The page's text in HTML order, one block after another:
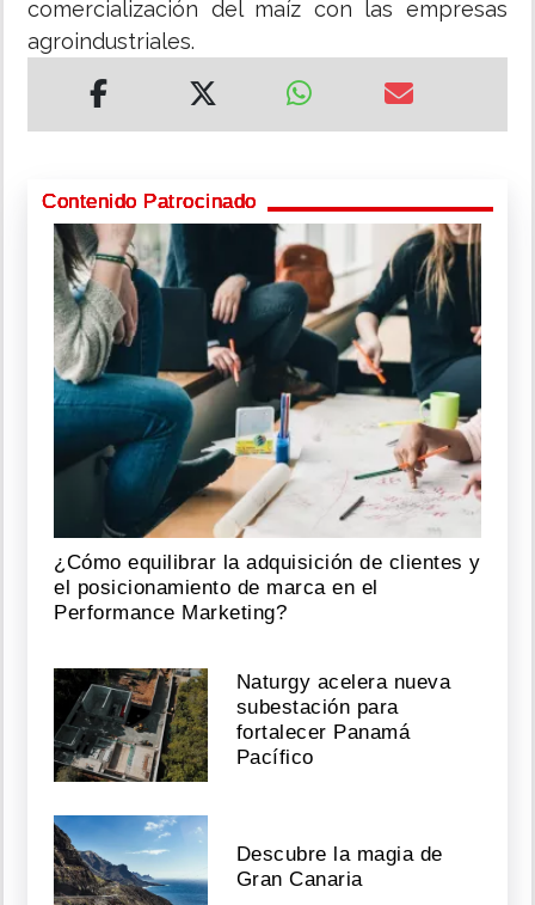
comercialización del maíz con las empresas
agroindustriales.
Contenido Patrocinado
¿Cómo equilibrar la adquisición de clientes y
el posicionamiento de marca en el
Performance Marketing?
Naturgy acelera nueva
subestación para
fortalecer Panamá
Pacífico
Descubre la magia de
Gran Canaria